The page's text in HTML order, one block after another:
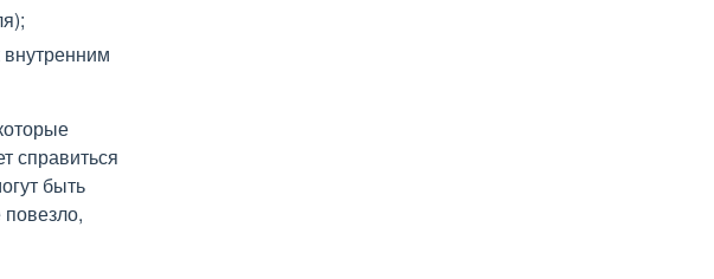
внутренним
справиться
быть